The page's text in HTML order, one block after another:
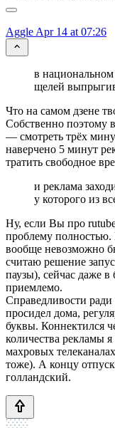
Aggle Apr 14 at 07:26
в национальном
щелей
Что на самом дзене
Собственно поэтому
— смотреть трёх
наверчено 5 минут
тратить свободное
и реклама
у которого из
Ну, если Вы про
проблему полностью.
вообще невозможно
считаю решение
паузы), сейчас даже в
приемлемо.
Справедливости
просидел дома,
буквы. Коннектился
количества рекламы
махровых
тоже). А концу
голландский.